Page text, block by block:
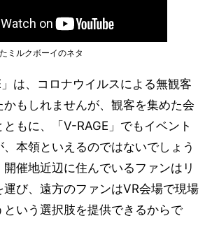
ミルクボーイのネタ
は、コロナウイルスによる無観客
もしれませんが、観客を集めた会
もに、「V-RAGE」でもイベント
本領といえるのではないでしょう
催地近辺に住んでいるファンはリ
運び、遠方のファンはVR会場で現場
という選択肢を提供できるからで